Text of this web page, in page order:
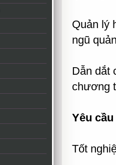
Quản lý
ngũ
Dẫn dắt
chương
Yêu
Tốt